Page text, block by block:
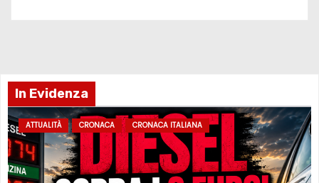
In Evidenza
ATTUALITÀ CRONACA CRONACA ITALIANA